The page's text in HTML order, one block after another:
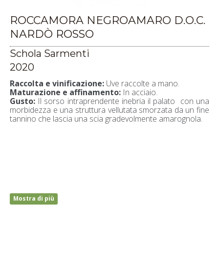
ROCCAMORA NEGROAMARO D.O.C.
NARDÒ ROSSO
Schola Sarmenti
2020
Raccolta e vinificazione: Uve raccolte a mano.
Maturazione e affinamento: In acciaio.
Gusto: Il sorso intraprendente inebria il palato con una
morbidezza e una struttura vellutata smorzata da un fine
tannino che lascia una scia gradevolmente amarognola.
Mostra di più